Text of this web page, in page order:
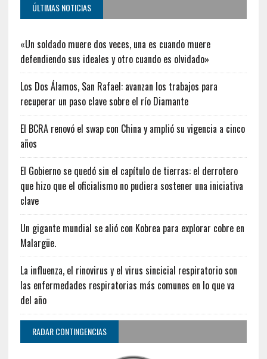
ÚLTIMAS NOTICIAS
«Un soldado muere dos veces, una es cuando muere
defendiendo sus ideales y otro cuando es olvidado»
Los Dos Álamos, San Rafael: avanzan los trabajos para
recuperar un paso clave sobre el río Diamante
El BCRA renovó el swap con China y amplió su vigencia a cinco
años
El Gobierno se quedó sin el capítulo de tierras: el derrotero
que hizo que el oficialismo no pudiera sostener una iniciativa
clave
Un gigante mundial se alió con Kobrea para explorar cobre en
Malargüe.
La influenza, el rinovirus y el virus sincicial respiratorio son
las enfermedades respiratorias más comunes en lo que va
del año
RADAR CONTINGENCIAS